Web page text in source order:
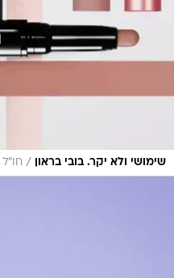
שימושי ולא יקר. בובי בראון / חו"ל